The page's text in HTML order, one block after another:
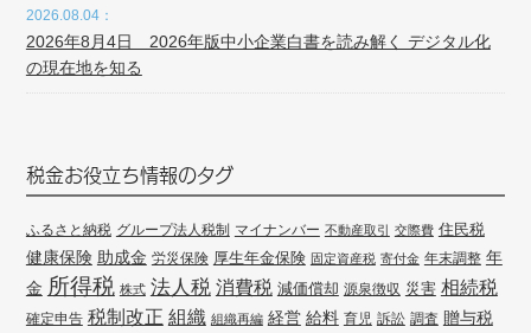
2026.08.04：
2026年8月4日 2026年版中小企業白書を読み解く デジタル化
の現在地を知る
税金お役立ち情報のタグ
ふるさと納税 グループ法人税制 マイナンバー 不動産取引 交際費 住民税
健康保険 助成金 労災保険 厚生年金保険 固定資産税 寄付金 年末調整 年
金 所得税 株式 法人税 消費税 減価償却 源泉徴収 災害 相続税
確定申告 税制改正 組織 組織再編 経営 給料 育児 訴訟 調査 贈与税